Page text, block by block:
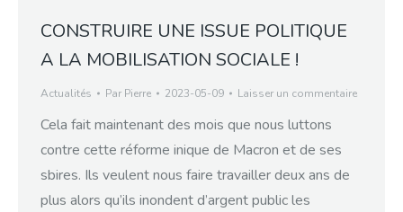
CONSTRUIRE UNE ISSUE POLITIQUE
A LA MOBILISATION SOCIALE !
Actualités Par Pierre 2023-05-09 Laisser un commentaire
Cela fait maintenant des mois que nous luttons
contre cette réforme inique de Macron et de ses
sbires. Ils veulent nous faire travailler deux ans de
plus alors qu’ils inondent d’argent public les